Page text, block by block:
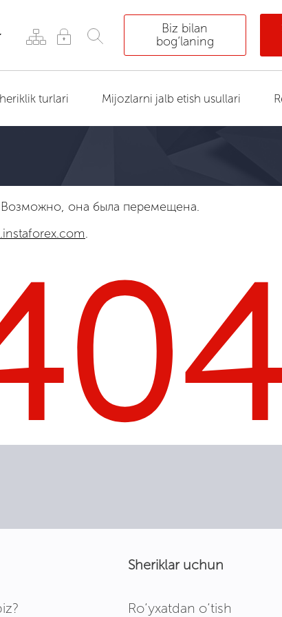
Biz bilan
bog‘laning
turlari Mijozlarni jalb etish usullari
она была перемещена.
.
Sheriklar uchun
Ro‘yxatdan o‘tish